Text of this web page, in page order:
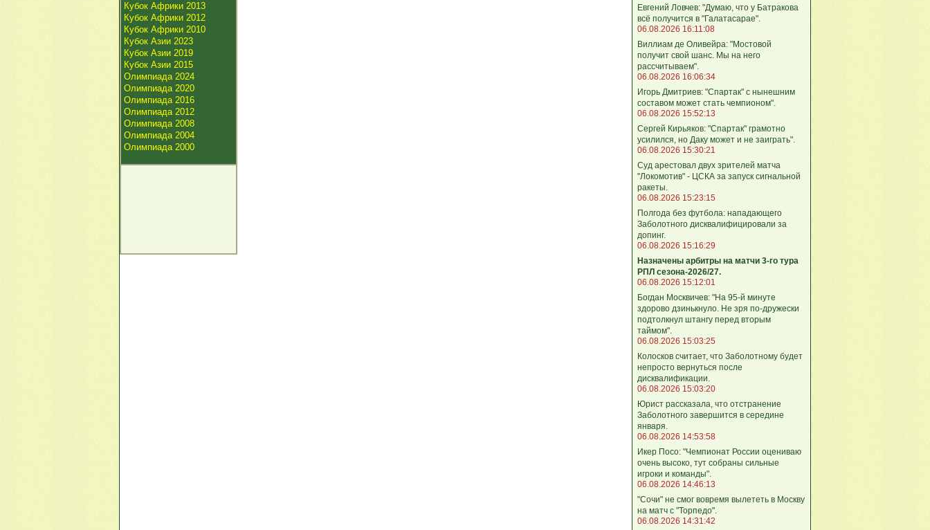
Кубок Африки 2013
Кубок Африки 2012
Кубок Африки 2010
Кубок Азии 2023
Кубок Азии 2019
Кубок Азии 2015
Олимпиада 2024
Олимпиада 2020
Олимпиада 2016
Олимпиада 2012
Олимпиада 2008
Олимпиада 2004
Олимпиада 2000
Евгений Ловчев: "Думаю, что у Батракова
всё получится в "Галатасарае".
06.08.2026 16:11:08
Виллиам де Оливейра: "Мостовой
получит свой шанс. Мы на него
рассчитываем".
06.08.2026 16:06:34
Игорь Дмитриев: "Спартак" с нынешним
составом может стать чемпионом".
06.08.2026 15:52:13
Сергей Кирьяков: "Спартак" грамотно
усилился, но Даку может и не заиграть".
06.08.2026 15:30:21
Суд арестовал двух зрителей матча
"Локомотив" - ЦСКА за запуск сигнальной
ракеты.
06.08.2026 15:23:15
Полгода без футбола: нападающего
Заболотного дисквалифицировали за
допинг.
06.08.2026 15:16:29
Назначены арбитры на матчи 3-го тура
РПЛ сезона-2026/27.
06.08.2026 15:12:01
Богдан Москвичев: "На 95‑й минуте
здорово дзинькнуло. Не зря по‑дружески
подтолкнул штангу перед вторым
таймом".
06.08.2026 15:03:25
Колосков считает, что Заболотному будет
непросто вернуться после
дисквалификации.
06.08.2026 15:03:20
Юрист рассказала, что отстранение
Заболотного завершится в середине
января.
06.08.2026 14:53:58
Икер Посо: "Чемпионат России оцениваю
очень высоко, тут собраны сильные
игроки и команды".
06.08.2026 14:46:13
"Сочи" не смог вовремя вылететь в Москву
на матч с "Торпедо".
06.08.2026 14:31:42